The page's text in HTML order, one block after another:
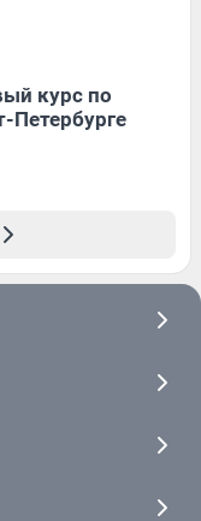
курс по
Петербурге